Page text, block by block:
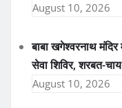
August 10, 2026
बाबा खगेश्वरनाथ
सेवा शिविर, शरबत-
August 10, 2026